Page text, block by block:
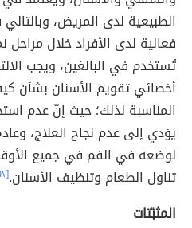
الطبيعية لدى المريض،
فعالية لدى الأفراد خلال
تُستخدم في البالغين، ويجب
أخصائي تقويم الأسنان بشأن
المناسبة لذلك؛ حيث إنّ عدم
يؤدي إلى عدم نجاح العلاج،
لوضعه في الفم في جميع
تناول الطعام وتنظيف الأسنان.[١٢]
المثبّتات